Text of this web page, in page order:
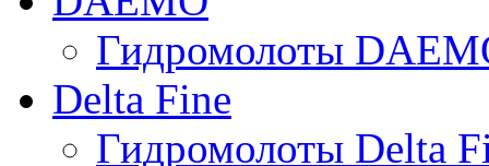
Гидромолоты
Delta Fine
Гидромолоты Delta